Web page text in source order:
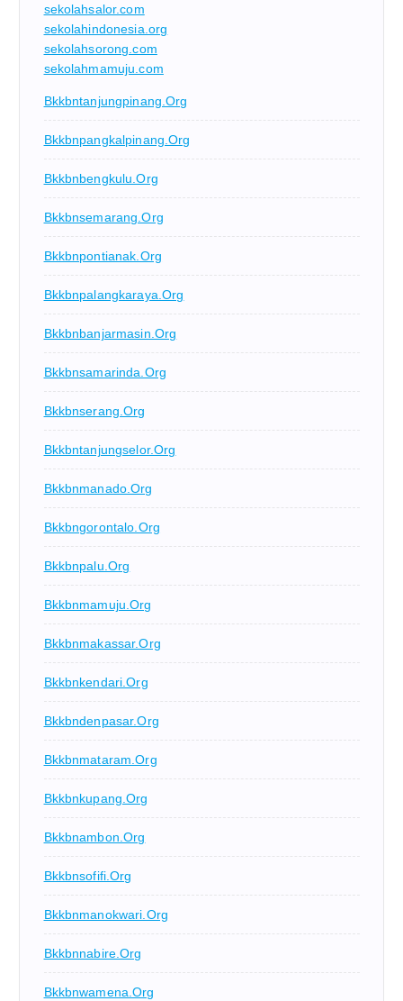
sekolahsalor.com
sekolahindonesia.org
sekolahsorong.com
sekolahmamuju.com
Bkkbntanjungpinang.org
Bkkbnpangkalpinang.org
Bkkbnbengkulu.org
Bkkbnsemarang.org
Bkkbnpontianak.org
Bkkbnpalangkaraya.org
Bkkbnbanjarmasin.org
Bkkbnsamarinda.org
Bkkbnserang.org
Bkkbntanjungselor.org
Bkkbnmanado.org
Bkkbngorontalo.org
Bkkbnpalu.org
Bkkbnmamuju.org
Bkkbnmakassar.org
Bkkbnkendari.org
Bkkbndenpasar.org
Bkkbnmataram.org
Bkkbnkupang.org
Bkkbnambon.org
Bkkbnsofifi.org
Bkkbnmanokwari.org
Bkkbnnabire.org
Bkkbnwamena.org